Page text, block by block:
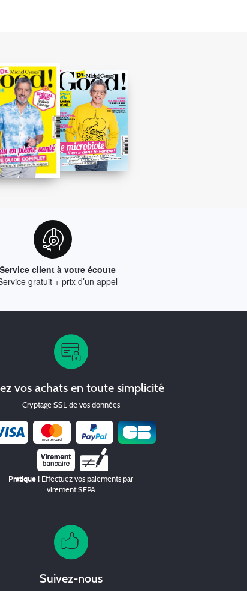
Service client à votre écoute
gratuit + prix d’un appel
vos achats en toute simplicité
Cryptage SSL de vos données
Chèque
Pratique ! Effectuez vos paiements par
virement SEPA
Suivez-nous